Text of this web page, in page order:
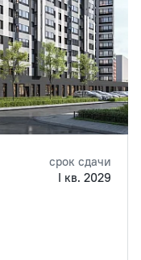
срок сдачи
I кв. 2029